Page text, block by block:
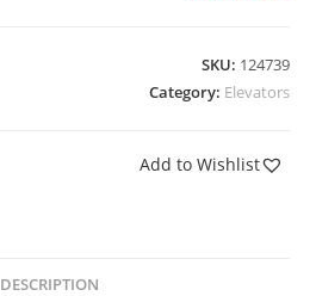
SKU: 124739
Category: Elevators
Add to Wishlist
DESCRIPTION